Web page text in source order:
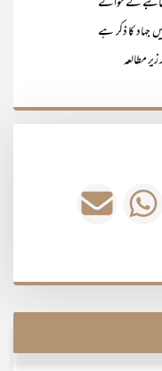
جہاد کا ذکر ہے
مطالعہ